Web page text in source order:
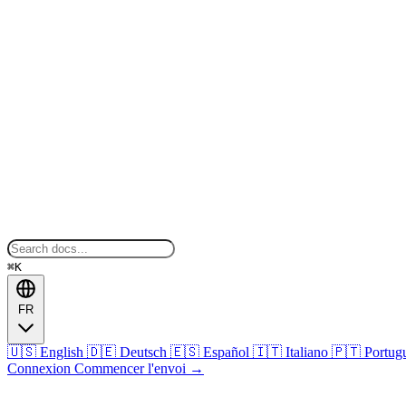
⌘K
FR
🇺🇸 English 🇩🇪 Deutsch 🇪🇸 Español 🇮🇹 Italiano 🇵🇹
Connexion Commencer l'envoi →